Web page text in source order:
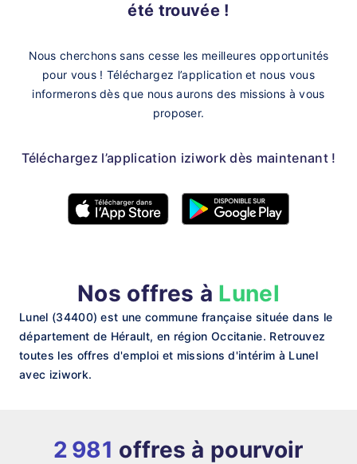
été trouvée !
Nous cherchons sans cesse les meilleures opportunités
pour vous ! Téléchargez l’application et nous vous
informerons dès que nous aurons des missions à vous
proposer.
Téléchargez l’application iziwork dès maintenant !
Nos offres à Lunel
Lunel (34400) est une commune française située dans le
département de Hérault, en région Occitanie. Retrouvez
toutes les offres d'emploi et missions d'intérim à Lunel
avec iziwork.
2 981 offres à pourvoir